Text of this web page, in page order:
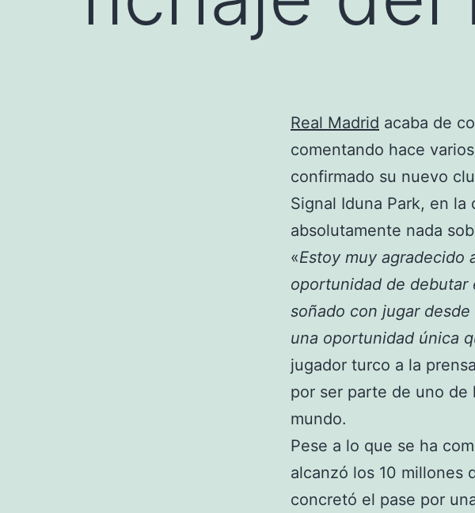
Real Madrid acaba de
comentando hace
confirmado su nuevo
Signal Iduna Park, en
absolutamente nada
«Estoy muy agradecido
oportunidad de debutar
soñado con jugar
una oportunidad única
jugador turco a la
por ser parte de uno de
mundo.
Pese a lo que se ha
alcanzó los 10 millones
concretó el pase por